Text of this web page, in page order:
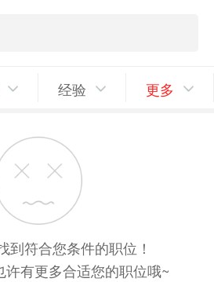
经验 更多
到符合您条件的职位！
许有更多合适您的职位哦~